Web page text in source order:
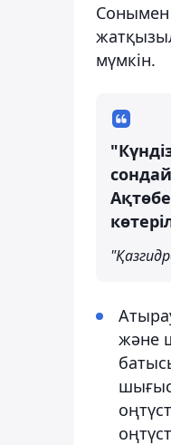
Сонымен
мүмкін.
және